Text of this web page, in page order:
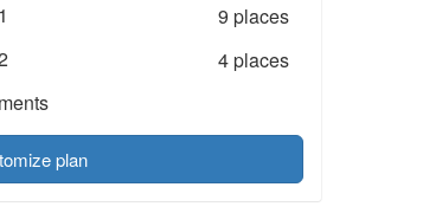
9 places
4 places
plan